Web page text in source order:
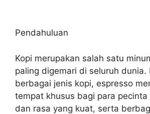
Pendahuluan
Kopi merupakan salah satu
paling digemari di seluruh dunia.
berbagai jenis kopi, espresso
tempat khusus bagi para pecinta
dan rasa yang kuat, serta